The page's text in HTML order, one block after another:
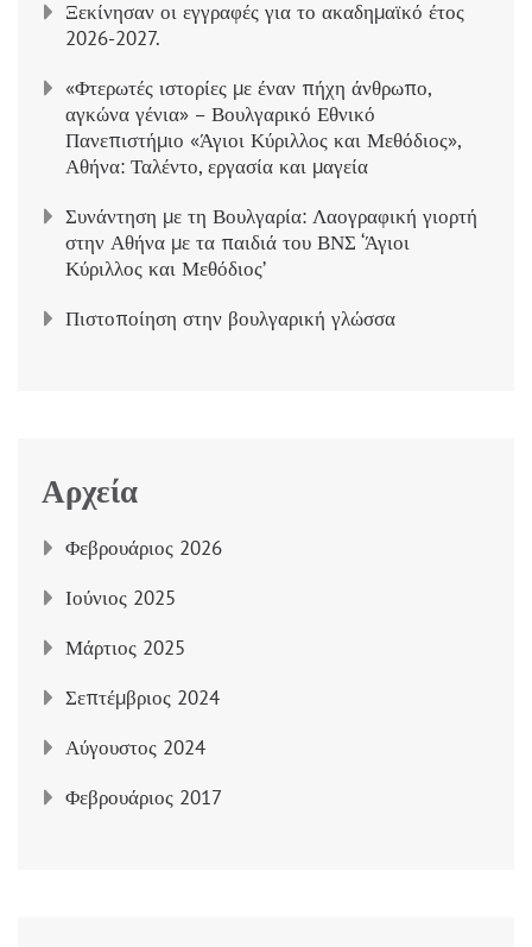
Ξεκίνησαν οι εγγραφές για το ακαδημαϊκό έτος
2026-2027.
«Φτερωτές ιστορίες με έναν πήχη άνθρωπο,
αγκώνα γένια» – Βουλγαρικό Εθνικό
Πανεπιστήμιο «Άγιοι Κύριλλος και Μεθόδιος»,
Αθήνα: Ταλέντο, εργασία και μαγεία
Συνάντηση με τη Βουλγαρία: Λαογραφική γιορτή
στην Αθήνα με τα παιδιά του ΒΝΣ ‘Άγιοι
Κύριλλος και Μεθόδιος’
Πιστοποίηση στην βουλγαρική γλώσσα
Αρχεία
Φεβρουάριος 2026
Ιούνιος 2025
Μάρτιος 2025
Σεπτέμβριος 2024
Αύγουστος 2024
Φεβρουάριος 2017